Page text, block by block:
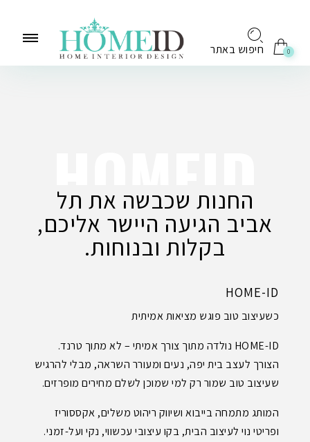
חיפוש באתר 0
HOMEID
החנות שכבשה את תל
אביב הגיעה היישר אליכם,
בקלות ובנוחות.
HOME-ID
כשעיצוב טוב פוגש מציאות אמיתית
HOME-ID נולדה מתוך צורך אמיתי – לא מתוך טרנד.
הצורך לעצב בית יפה, נעים ומעורר השראה, מבלי להרגיש
שעיצוב טוב שמור רק למי שמוכן לשלם מחירים מופרזים.
המותג מתמחה בייבוא ושיווק ריהוט משלים, אקססוריז
ופריטי נוי לעיצוב הבית, בקו עיצובי עכשווי, נקי ועל-זמני.